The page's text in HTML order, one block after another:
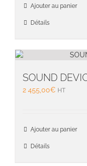
Ajouter au panier
Détails
SOUND
2 455,00€ HT
Ajouter au panier
Détails